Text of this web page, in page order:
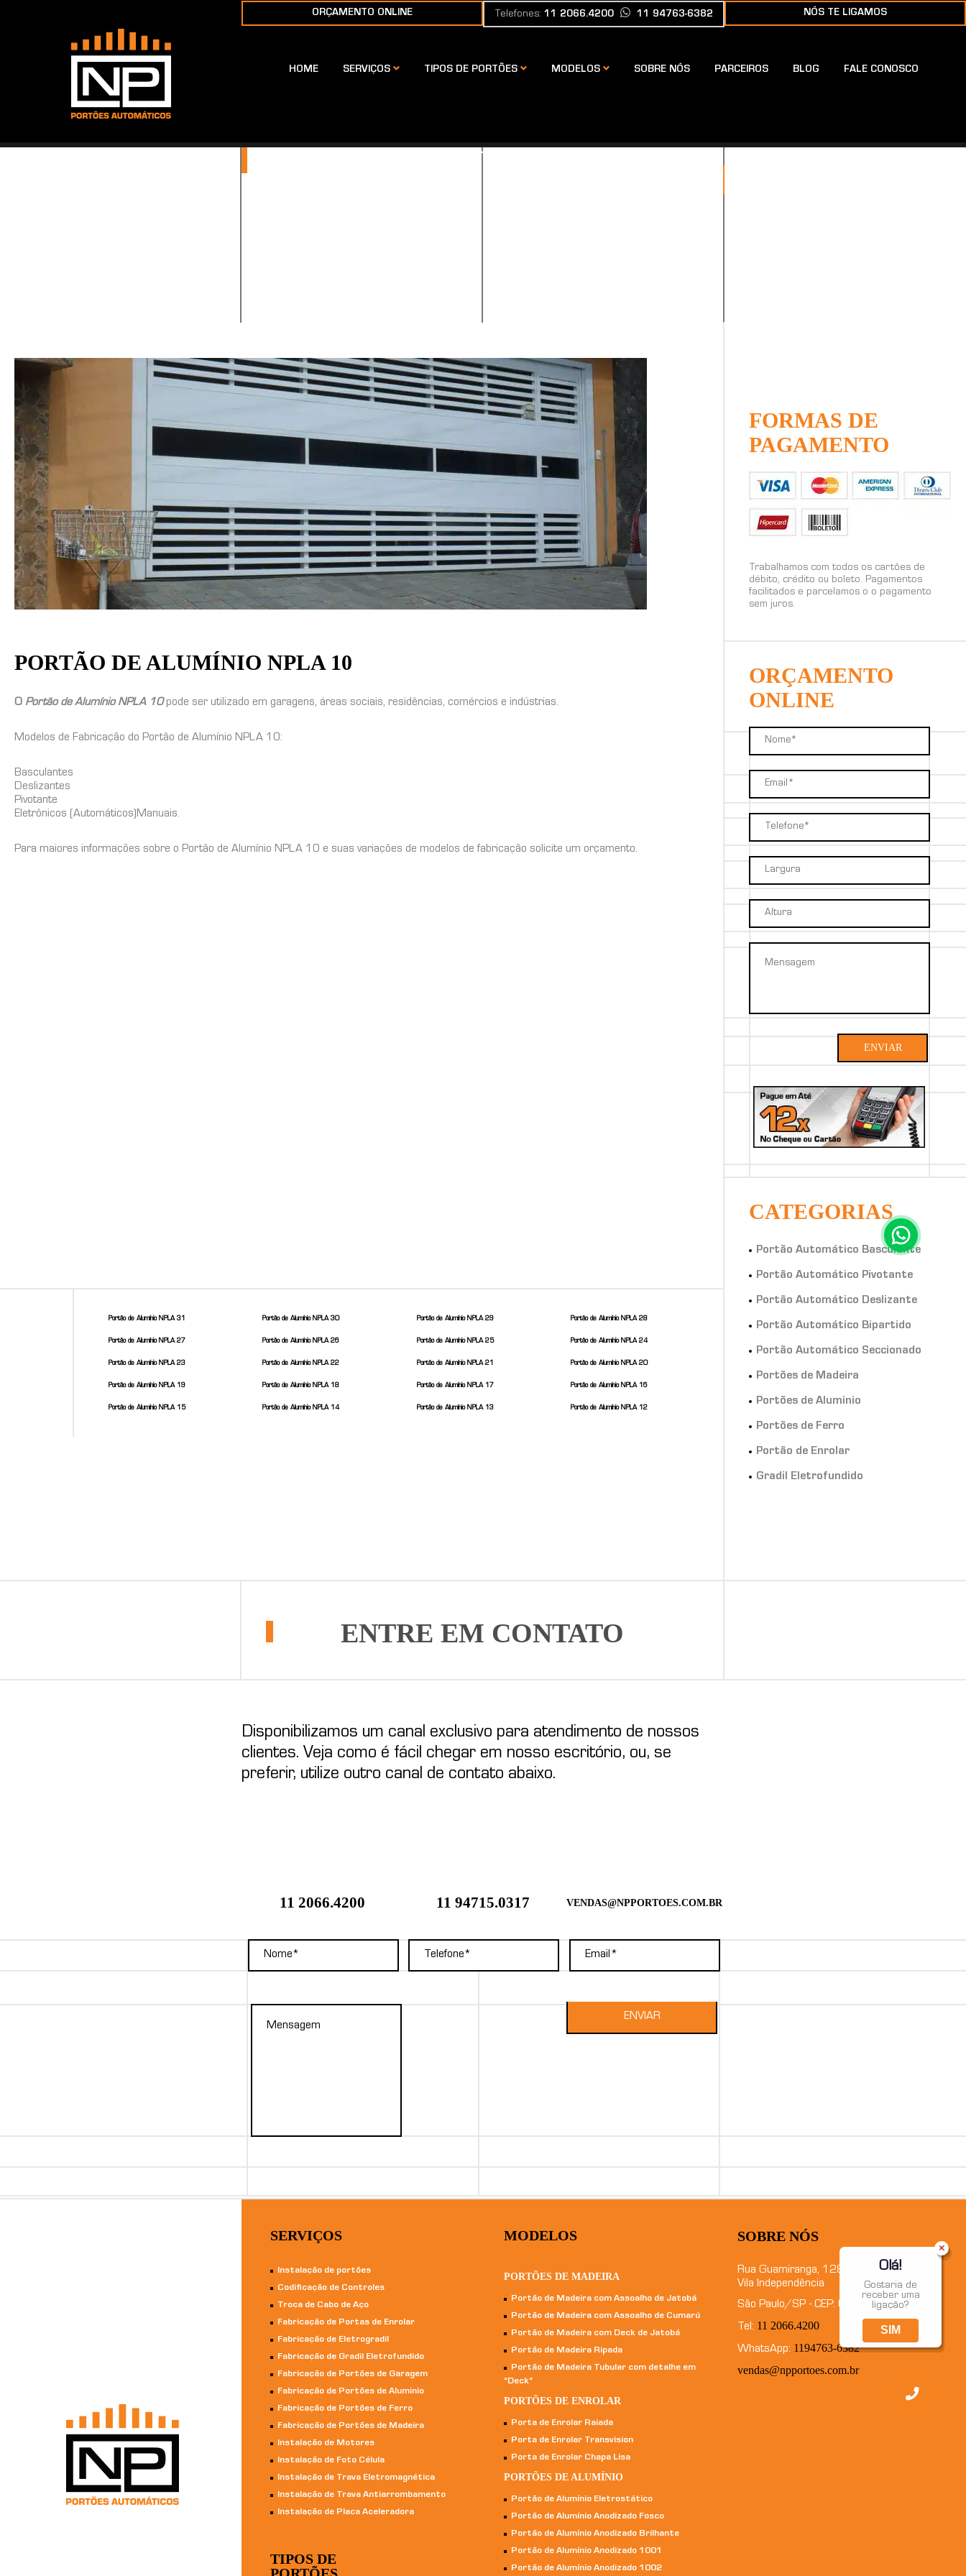
ORÇAMENTO ONLINE Telefones: 11 2066.4200 11 94763-6382 NÓS TE LIGAMOS
HOME SERVIÇOS TIPOS DE PORTÕES MODELOS SOBRE NÓS PARCEIROS BLOG FALE CONOSCO
PORTÃO DE ALUMÍNIO
PORTÃO DE ALUMÍNIO NPLA 10
O Portão de Alumínio NPLA 10pode ser utilizado em garagens, áreas sociais, residências, comércios e indústrias.
Modelos de Fabricação do Portão de Alumínio NPLA 10:
Basculantes
Deslizantes
Pivotante
Eletrônicos (Automáticos)Manuais.
Para maiores informações sobre o Portão de Alumínio NPLA 10 e suas variações de modelos de fabricação solicite um orçamento.
Portão de Alumínio NPLA 31 Portão de Alumínio NPLA 30 Portão de Alumínio NPLA 29 Portão de Alumínio NPLA 28
Portão de Alumínio NPLA 27 Portão de Alumínio NPLA 26 Portão de Alumínio NPLA 25 Portão de Alumínio NPLA 24
Portão de Alumínio NPLA 23 Portão de Alumínio NPLA 22 Portão de Alumínio NPLA 21 Portão de Alumínio NPLA 20
Portão de Alumínio NPLA 19 Portão de Alumínio NPLA 18 Portão de Alumínio NPLA 17 Portão de Alumínio NPLA 16
Portão de Alumínio NPLA 15 Portão de Alumínio NPLA 14 Portão de Alumínio NPLA 13 Portão de Alumínio NPLA 12
FORMAS DE
PAGAMENTO
Trabalhamos com todos os cartões de
débito, crédito ou boleto. Pagamentos
facilitados e parcelamos o o pagamento
sem juros.
ORÇAMENTO
ONLINE
ENVIAR
CATEGORIAS
Portão Automático Basculante
Portão Automático Pivotante
Portão Automático Deslizante
Portão Automático Bipartido
Portão Automático Seccionado
Portões de Madeira
Portões de Aluminio
Portões de Ferro
Portão de Enrolar
Gradil Eletrofundido
ENTRE EM CONTATO
Disponibilizamos um canal exclusivo para atendimento de nossos
clientes. Veja como é fácil chegar em nosso escritório, ou, se
preferir, utilize outro canal de contato abaixo.
11 2066.4200 11 94715.0317 VENDAS@NPPORTOES.COM.BR
SERVIÇOS
Instalação de portões
Codificação de Controles
Troca de Cabo de Aço
Fabricação de Portas de Enrolar
Fabricação de Eletrogradil
Fabricação de Gradil Eletrofundido
Fabricação de Portões de Garagem
Fabricação de Portões de Aluminio
Fabricação de Portões de Ferro
Fabricação de Portões de Madeira
Instalação de Motores
Instalação de Foto Célula
Instalação de Trava Eletromagnética
Instalação de Trava Antiarrombamento
Instalação de Placa Aceleradora
TIPOS DE
MODELOS
PORTÕES DE MADEIRA
Portão de Madeira com Assoalho de Jatobá
Portão de Madeira com Assoalho de Cumarú
Portão de Madeira com Deck de Jatobá
Portão de Madeira Ripada
Portão de Madeira Tubular com detalhe em
“Deck”
PORTÕES DE ENROLAR
Porta de Enrolar Raiada
Porta de Enrolar Transvision
Porta de Enrolar Chapa Lisa
PORTÕES DE ALUMÍNIO
Portão de Alumínio Eletrostático
Portão de Alumínio Anodizado Fosco
Portão de Alumínio Anodizado Brilhante
Portão de Alumínio Anodizado 1001
Portão de Alumínio Anodizado 1002
SOBRE NÓS
Rua Guamiranga, 1282
Vila Independência
São Paulo/SP - CEP: 04220-020
Tel: 11 2066.4200
WhatsApp: 1194763-6382
vendas@npportoes.com.br
Olá!
Gostaria de
receber uma
ligação?
SIM